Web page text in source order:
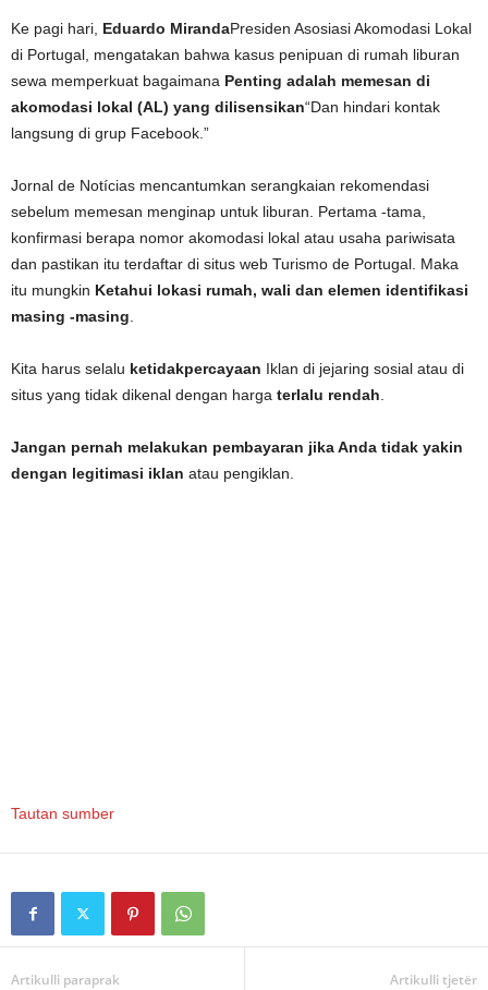
Ke pagi hari, Eduardo MirandaPresiden Asosiasi Akomodasi Lokal
di Portugal, mengatakan bahwa kasus penipuan di rumah liburan
sewa memperkuat bagaimana Penting adalah memesan di
akomodasi lokal (AL) yang dilisensikan“Dan hindari kontak
langsung di grup Facebook.”
Jornal de Notícias mencantumkan serangkaian rekomendasi
sebelum memesan menginap untuk liburan. Pertama -tama,
konfirmasi berapa nomor akomodasi lokal atau usaha pariwisata
dan pastikan itu terdaftar di situs web Turismo de Portugal. Maka
itu mungkin Ketahui lokasi rumah, wali dan elemen identifikasi
masing -masing
Kita harus selalu ketidakpercayaan Iklan di jejaring sosial atau di
situs yang tidak dikenal dengan harga terlalu rendah
Jangan pernah melakukan pembayaran jika Anda tidak yakin
dengan legitimasi iklan atau pengiklan.
Tautan sumber
Artikulli paraprak Artikulli tjetër